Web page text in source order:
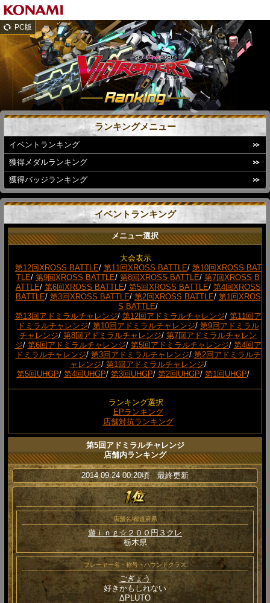
PC版
ランキングメニュー
イベントランキング
獲得メダルランキング
獲得バッジランキング
イベントランキング
メニュー選択
大会表示
第12回XROSS BATTLE/ 第11回XROSS BATTLE/ 第10回XROSS BAT
TLE/ 第9回XROSS BATTLE/ 第8回XROSS BATTLE/ 第7回XROSS B
ATTLE/ 第6回XROSS BATTLE/ 第5回XROSS BATTLE/ 第4回XROSS
BATTLE/ 第3回XROSS BATTLE/ 第2回XROSS BATTLE/ 第1回XROS
S BATTLE/
第13回アドミラルチャレンジ/ 第12回アドミラルチャレンジ/ 第11回ア
ドミラルチャレンジ/ 第10回アドミラルチャレンジ/ 第9回アドミラル
チャレンジ/ 第8回アドミラルチャレンジ/ 第7回アドミラルチャレン
ジ/ 第6回アドミラルチャレンジ/ 第5回アドミラルチャレンジ/ 第4回ア
ドミラルチャレンジ/ 第3回アドミラルチャレンジ/ 第2回アドミラルチ
ャレンジ/ 第1回アドミラルチャレンジ/
第5回UHGP/ 第4回UHGP/ 第3回UHGP/ 第2回UHGP/ 第1回UHGP/
ランキング選択
EPランキング
店舗対抗ランキング
第5回アドミラルチャレンジ
店舗内ランキング
2014.09.24 00:20頃 最終更新
店舗名/都道府県
遊ｉｎｇ☆２００円３クレ
栃木県
プレーヤー名・称号・ハウンドクラス
ごぎょう
好きかもしれない
ΔPLUTO